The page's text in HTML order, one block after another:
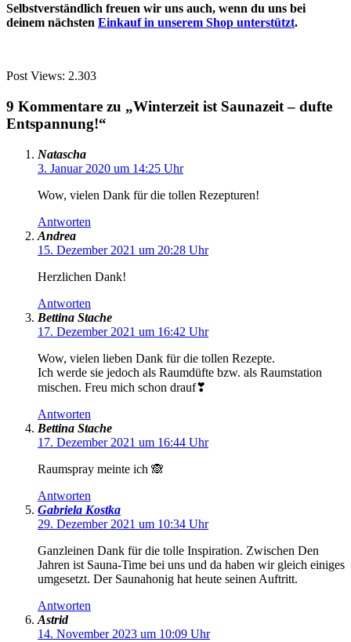
Selbstverständlich freuen wir uns auch, wenn du uns bei
deinem nächsten Einkauf in unserem Shop unterstützt.
Post Views: 2.303
9 Kommentare zu „Winterzeit ist Saunazeit – dufte
Entspannung!“
Natascha
3. Januar 2020 um 14:25 Uhr
Wow, vielen Dank für die tollen Rezepturen!
Antworten
Andrea
15. Dezember 2021 um 20:28 Uhr
Herzlichen Dank!
Antworten
Bettina Stache
17. Dezember 2021 um 16:42 Uhr
Wow, vielen lieben Dank für die tollen Rezepte.
Ich werde sie jedoch als Raumdüfte bzw. als Raumstation
mischen. Freu mich schon drauf❣
Antworten
Bettina Stache
17. Dezember 2021 um 16:44 Uhr
Raumspray meinte ich 🙈
Antworten
Gabriela Kostka
29. Dezember 2021 um 10:34 Uhr
Ganzleinen Dank für die tolle Inspiration. Zwischen Den
Jahren ist Sauna-Time bei uns und da haben wir gleich einiges
umgesetzt. Der Saunahonig hat heute seinen Auftritt.
Antworten
Astrid
14. November 2023 um 10:09 Uhr